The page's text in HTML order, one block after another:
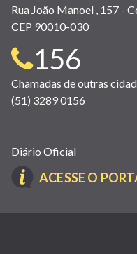
Rua João Manoel , 157 -
CEP 90010-030
Telefone
para
contato:
156
Chamadas de outras
(51) 3289 0156
Links
úteis
(abrem
nova
Diário Oficial
ACESSE O